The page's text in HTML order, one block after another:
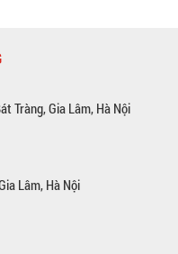
Tràng, Gia Lâm, Hà Nội
Lâm, Hà Nội